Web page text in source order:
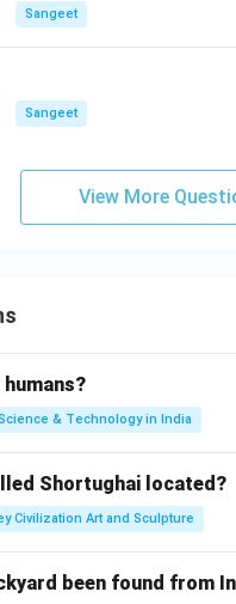
Sangeet
Sangeet
View More
& Technology in India
Shortughai located?
Civilization Art and Sculpture
been found from